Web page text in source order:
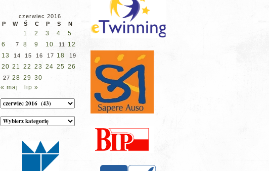
czerwiec 2016
P
W Ś C P S N
1 2 3 4
5
6
7 8 9 10 11
12
13
14 15 16 17 18 19
20 21 22 23 24 25 26
27 28 29 30
« maj
lip »
Archiwum
Kategorie
wpisów